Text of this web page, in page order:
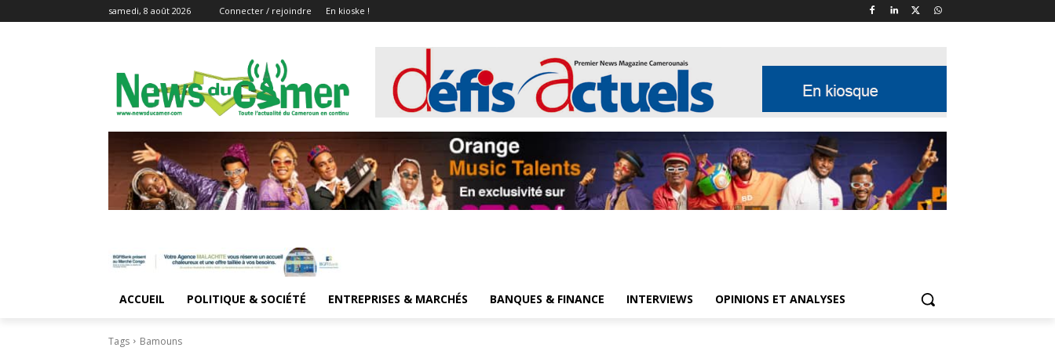
samedi, 8 août 2026 Connecter / rejoindre En kioske !
ACCUEIL POLITIQUE & SOCIÉTÉ ENTREPRISES & MARCHÉS BANQUES & FINANCE INTERVIEWS OPINIONS ET ANALYSES
Tags Bamouns